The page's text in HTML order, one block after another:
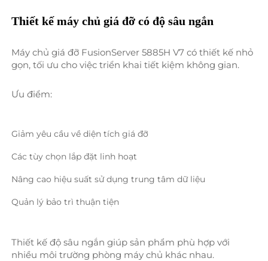
Thiết kế máy chủ giá đỡ có độ sâu ngắn
Máy chủ giá đỡ FusionServer 5885H V7 có thiết kế nhỏ
gọn, tối ưu cho việc triển khai tiết kiệm không gian.
Ưu điểm:
Giảm yêu cầu về diện tích giá đỡ
Các tùy chọn lắp đặt linh hoạt
Nâng cao hiệu suất sử dụng trung tâm dữ liệu
Quản lý bảo trì thuận tiện
Thiết kế độ sâu ngắn giúp sản phẩm phù hợp với
nhiều môi trường phòng máy chủ khác nhau.